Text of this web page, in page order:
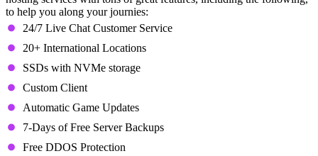
to help you along your journies:
24/7 Live Chat Customer Service
20+ International Locations
SSDs with NVMe storage
Custom Client
Automatic Game Updates
7-Days of Free Server Backups
Free DDOS Protection